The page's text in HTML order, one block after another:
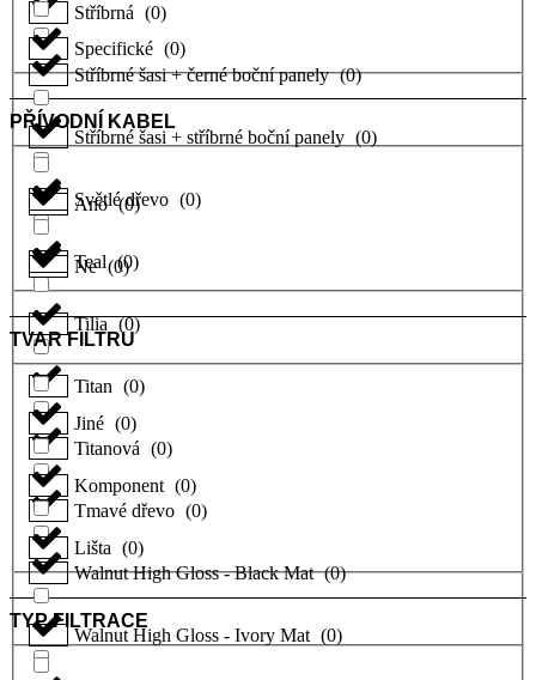
Stříbrná (0)
Stříbrné šasi + černé boční panely (0)
Stříbrné šasi + stříbrné boční panely (0)
Světlé dřevo (0)
Teal (0)
Tilia (0)
Titan (0)
Titanová (0)
Tmavé dřevo (0)
Walnut High Gloss - Black Mat (0)
Walnut High Gloss - Ivory Mat (0)
Specifické (0)
PŘÍVODNÍ KABEL
Ano (0)
Ne (0)
TVAR FILTRU
Jiné (0)
Komponent (0)
Lišta (0)
TYP FILTRACE